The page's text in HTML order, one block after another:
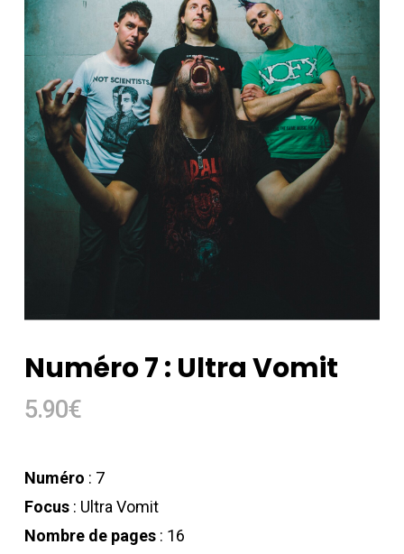
Numéro 7 : Ultra Vomit
5.90€
Numéro : 7
Focus: Ultra Vomit
Nombre de pages: 16